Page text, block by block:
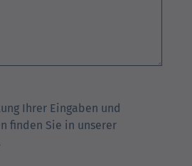
Ihrer Eingaben und
finden Sie in unserer